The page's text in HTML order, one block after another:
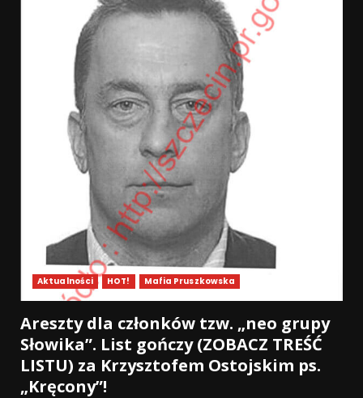
Aktualności HOT! Mafia Pruszkowska
Areszty dla członków tzw. „neo grupy
Słowika”. List gończy (ZOBACZ TREŚĆ
LISTU) za Krzysztofem Ostojskim ps.
„Kręcony”!